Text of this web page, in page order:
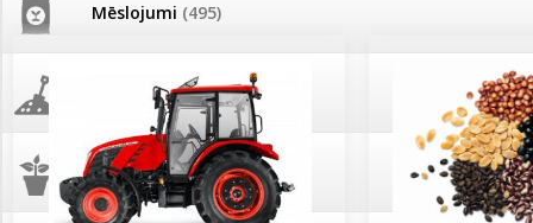
Mēslojumi (495)
Augsne, kūdra, mulča
Podi un kasetes(646)
26.05. Vebinārs - Kā ierobežot
gliemežus piemājas dārzā un
Darba laiks Līgo svētkos
Ūdens piemērotības noteikšana
AKCIJAS komplekts -
frontālais iekrāvējs
mulčieris + piekabe
AKCIJAS komplekts -
frēze + mulčieris